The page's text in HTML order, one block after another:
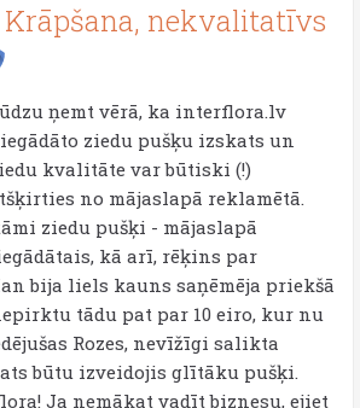
nekvalitatīvs
ņemt vērā, ka interflora.lv
ziedu pušķu izskats un
kvalitāte var būtiski (!)
no mājaslapā reklamētā.
ziedu pušķi - mājaslapā
kā arī, rēķins par
bija liels kauns saņēmēja priekšā
tādu pat par 10 eiro, kur nu
Rozes, nevīžīgi salikta
būtu izveidojis glītāku pušķi.
Ja nemākat vadīt biznesu, ejiet